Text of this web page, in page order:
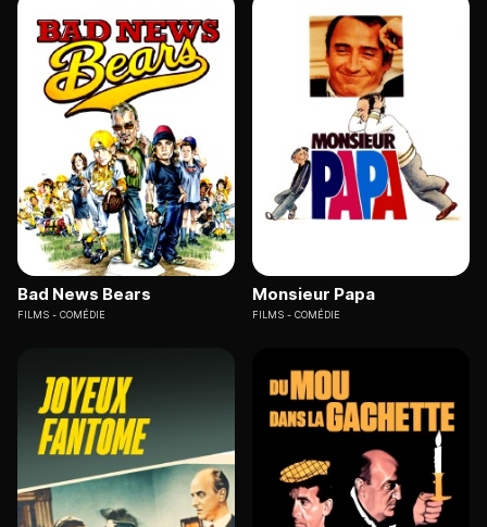
Bad News Bears
FILMS COMÉDIE
Monsieur Papa
FILMS COMÉDIE